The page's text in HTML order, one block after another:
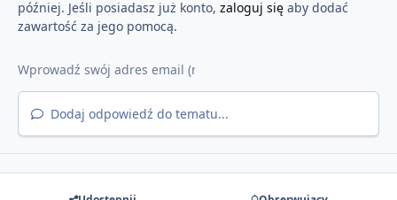
później. Jeśli posiadasz już konto, zaloguj sięaby dodać
zawartość za jego pomocą.
Dodaj odpowiedź do tematu...